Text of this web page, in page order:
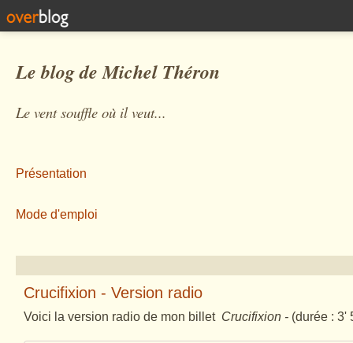
Le blog de Michel Théron
Le vent souffle où il veut...
Présentation
Mode d'emploi
Crucifixion - Version radio
Voici la version radio de mon billet Crucifixion - (durée : 3'